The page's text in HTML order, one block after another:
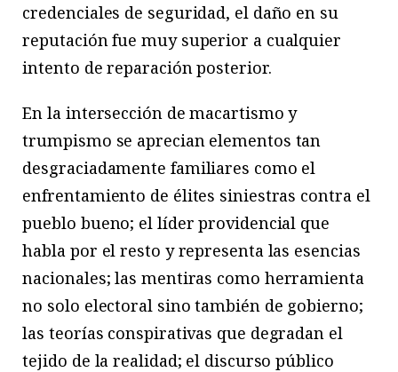
credenciales de seguridad, el daño en su
reputación fue muy superior a cualquier
intento de reparación posterior.
En la intersección de macartismo y
trumpismo se aprecian elementos tan
desgraciadamente familiares como el
enfrentamiento de élites siniestras contra el
pueblo bueno; el líder providencial que
habla por el resto y representa las esencias
nacionales; las mentiras como herramienta
no solo electoral sino también de gobierno;
las teorías conspirativas que degradan el
tejido de la realidad; el discurso público